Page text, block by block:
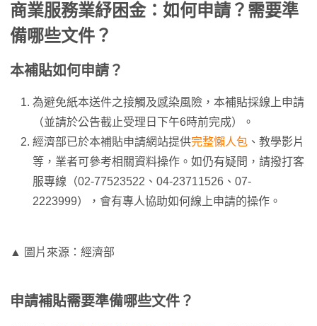
商業服務業紓困金：如何申請？需要準
備哪些文件？
本補貼如何申請？
為避免紙本送件之接觸及感染風險，本補貼採線上申請
（並請於公告截止受理日下午6時前完成）。
經濟部已於本補貼申請網站提供完整懶人包 、教學影片
等，業者可參考相關資料操作。如仍有疑問，請撥打客
服專線（02-77523522、04-23711526、07-
2223999），會有專人協助如何線上申請的操作。
▲ 圖片來源：經濟部
申請補貼需要準備哪些文件？